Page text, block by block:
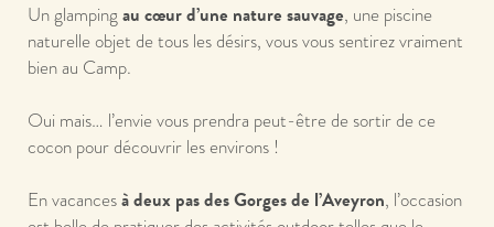
Un glamping au cœur d’une nature sauvage, une piscine
naturelle objet de tous les désirs, vous vous sentirez vraiment
bien au Camp.
Oui mais… l’envie vous prendra peut-être de sortir de ce
cocon pour découvrir les environs !
En vacancesà deux pas des Gorges de l’Aveyron, l’occasion